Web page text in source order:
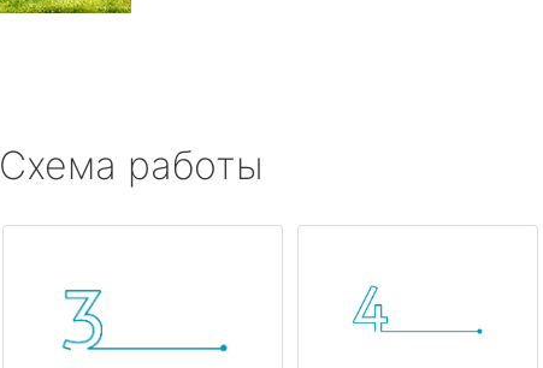
Схема работы